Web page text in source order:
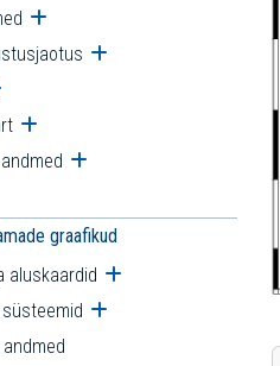
Ava alammenüü
Ava alammenüü
alammenüü
Ava alammenüü
Ava alammenüü
alammenüü
graafikud
aluskaardid Ava alammenüü
Ava alammenüü